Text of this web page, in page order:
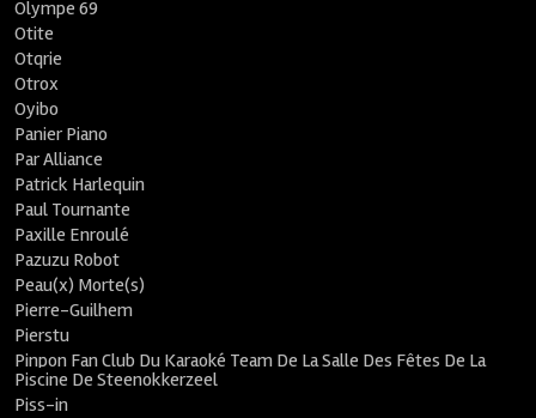
Olympe 69
Otite
Otqrie
Otrox
Oyibo
Panier Piano
Par Alliance
Patrick Harlequin
Paul Tournante
Paxille Enroulé
Pazuzu Robot
Peau(x) Morte(s)
Pierre-Guilhem
Pierstu
Pinpon Fan Club Du Karaoké Team De La Salle Des Fêtes De La
Piscine De Steenokkerzeel
Piss-in